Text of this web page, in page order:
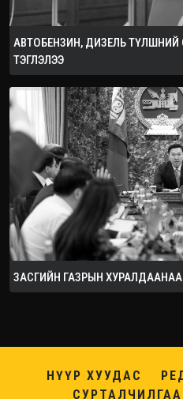
АВТОБЕНЗИН, ДИЗЕЛЬ
ТЭГЛЭЛЭЭ
ЗАСГИЙН ГАЗРЫН
НҮҮР ХУУДАС